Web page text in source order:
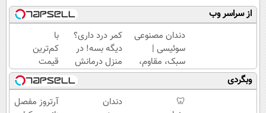
از سراسر وب
دندان مصنوعی
سوئیسی |
سبک، مقاوم،
طبیعی! ویزیت
رایگان+پرداخت
اقساطی😍
کمر درد داری؟
دیگه بسه! در
منزل درمانش
کن
(◀پرسش‌نامه)
با
کم‌ترین
قیمت
بهترین
دوربین
مداربسته
وبگردی
🦷
دندان
آرتروز مفصل